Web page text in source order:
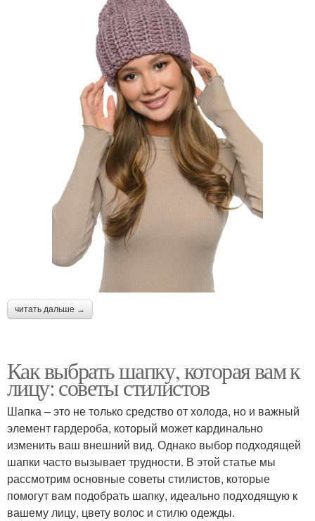
читать дальше →
Как выбрать шапку, которая вам к
лицу: советы стилистов
Шапка – это не только средство от холода, но и важный
элемент гардероба, который может кардинально
изменить ваш внешний вид. Однако выбор подходящей
шапки часто вызывает трудности. В этой статье мы
рассмотрим основные советы стилистов, которые
помогут вам подобрать шапку, идеально подходящую к
вашему лицу, цвету волос и стилю одежды.